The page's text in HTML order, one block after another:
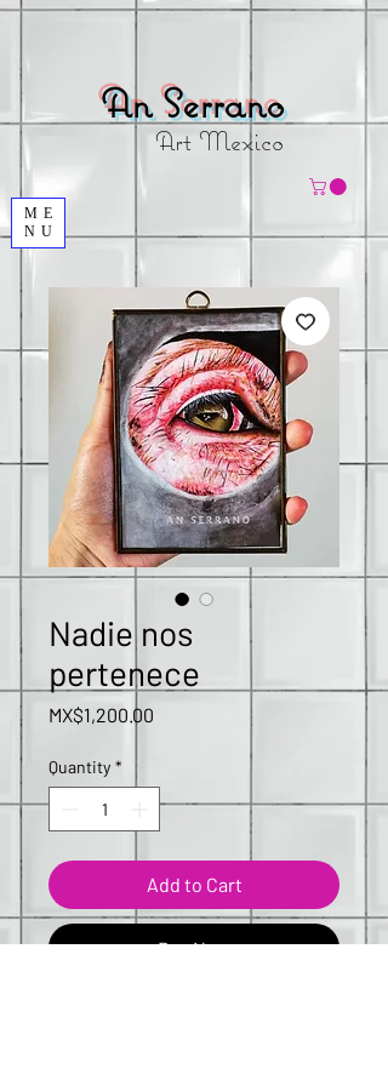
ME
NU
Art Mexico
AnSerrano
Nadie nos
pertenece
MX$1,200.00
Quantity *
Add to Cart
Buy Now